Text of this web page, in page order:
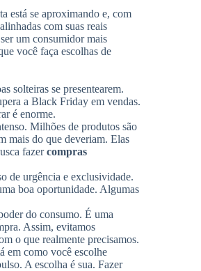
está se aproximando e, com
com suas reais
um consumidor mais
você faça escolhas de
solteiras se presentearem.
a Black Friday em vendas.
é enorme.
Milhões de produtos são
mais do que deveriam. Elas
fazercompras
de urgência e exclusividade.
boa oportunidade. Algumas
do consumo. É uma
Assim, evitamos
o que realmente precisamos.
em como você escolhe
A escolha é sua. Fazer